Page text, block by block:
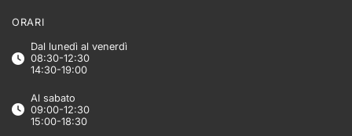
ORARI
Dal lunedì al venerdì
08:30-12:30
14:30-19:00
Al sabato
09:00-12:30
15:00-18:30